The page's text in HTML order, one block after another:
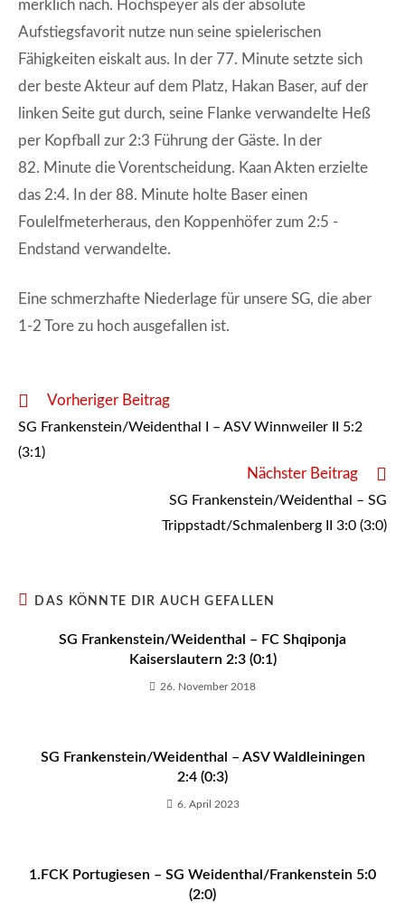
merklich nach. Hochspeyer als der absolute
Aufstiegsfavorit nutze nun seine spielerischen
Fähigkeiten eiskalt aus. In der 77. Minute setzte sich
der beste Akteur auf dem Platz, Hakan Baser, auf der
linken Seite gut durch, seine Flanke verwandelte Heß
per Kopfball zur 2:3 Führung der Gäste. In der
82. Minute die Vorentscheidung. Kaan Akten erzielte
das 2:4. In der 88. Minute holte Baser einen
Foulelfmeterheraus, den Koppenhöfer zum 2:5 -
Endstand verwandelte.
Eine schmerzhafte Niederlage für unsere SG, die aber
1-2 Tore zu hoch ausgefallen ist.
Weitere
ansehen
Vorheriger Beitrag
SG Frankenstein/Weidenthal I – ASV Winnweiler II 5:2
(3:1)
Nächster Beitrag
SG Frankenstein/Weidenthal – SG
Trippstadt/Schmalenberg II 3:0 (3:0)
DAS KÖNNTE DIR AUCH GEFALLEN
SG Frankenstein/Weidenthal – FC Shqiponja
Kaiserslautern 2:3 (0:1)
26. November 2018
SG Frankenstein/Weidenthal – ASV Waldleiningen
2:4 (0:3)
6. April 2023
1.FCK Portugiesen – SG Weidenthal/Frankenstein 5:0
(2:0)